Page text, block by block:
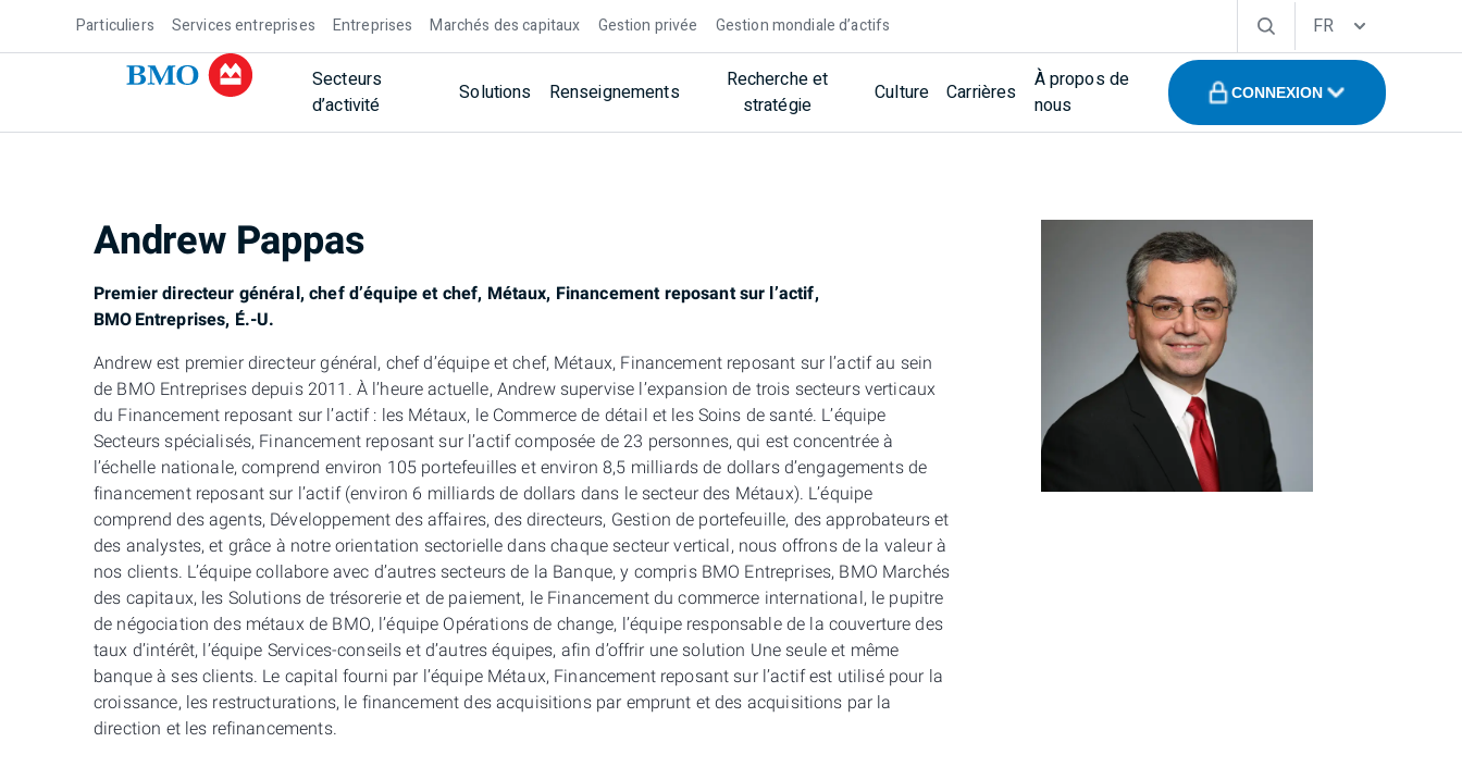
Particuliers Services entreprises Entreprises Marchés des capitaux Gestion privée Gestion mondiale d’actifs FR
Secteurs
d’activité
Solutions Renseignements
Recherche et
stratégie
Culture Carrières
À propos de
nous
CONNEXION
Andrew Pappas
Premier directeur général, chef d’équipe et chef, Métaux, Financement reposant sur l’actif,
BMO Entreprises, É.-U.
Andrew est premier directeur général, chef d’équipe et chef, Métaux, Financement reposant sur l’actif au sein
de BMO Entreprises depuis 2011. À l’heure actuelle, Andrew supervise l’expansion de trois secteurs verticaux
du Financement reposant sur l’actif : les Métaux, le Commerce de détail et les Soins de santé. L’équipe
Secteurs spécialisés, Financement reposant sur l’actif composée de 23 personnes, qui est concentrée à
l’échelle nationale, comprend environ 105 portefeuilles et environ 8,5 milliards de dollars d’engagements de
financement reposant sur l’actif (environ 6 milliards de dollars dans le secteur des Métaux). L’équipe
comprend des agents, Développement des affaires, des directeurs, Gestion de portefeuille, des approbateurs et
des analystes, et grâce à notre orientation sectorielle dans chaque secteur vertical, nous offrons de la valeur à
nos clients. L’équipe collabore avec d’autres secteurs de la Banque, y compris BMO Entreprises, BMO Marchés
des capitaux, les Solutions de trésorerie et de paiement, le Financement du commerce international, le pupitre
de négociation des métaux de BMO, l’équipe Opérations de change, l’équipe responsable de la couverture des
taux d’intérêt, l’équipe Services-conseils et d’autres équipes, afin d’offrir une solution Une seule et même
banque à ses clients. Le capital fourni par l’équipe Métaux, Financement reposant sur l’actif est utilisé pour la
croissance, les restructurations, le financement des acquisitions par emprunt et des acquisitions par la
direction et les refinancements.